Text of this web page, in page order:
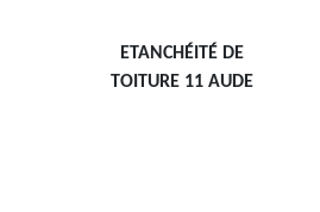
ETANCHÉITÉ DE
TOITURE 11 AUDE